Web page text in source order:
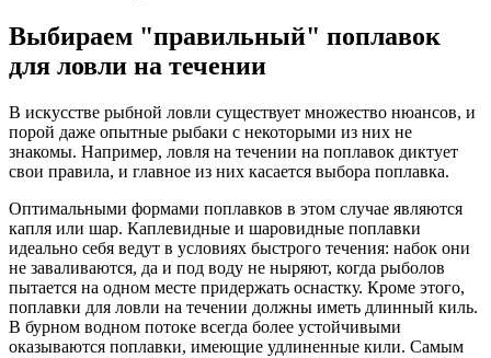
Выбираем "правильный" поплавок
для ловли на течении
В искусстве рыбной ловли существует множество нюансов, и
порой даже опытные рыбаки с некоторыми из них не
знакомы. Например, ловля на течении на поплавок диктует
свои правила, и главное из них касается выбора поплавка.
Оптимальными формами поплавков в этом случае являются
капля или шар. Каплевидные и шаровидные поплавки
идеально себя ведут в условиях быстрого течения: набок они
не заваливаются, да и под воду не ныряют, когда рыболов
пытается на одном месте придержать оснастку. Кроме этого,
поплавки для ловли на течении должны иметь длинный киль.
В бурном водном потоке всегда более устойчивыми
оказываются поплавки, имеющие удлиненные кили. Самым